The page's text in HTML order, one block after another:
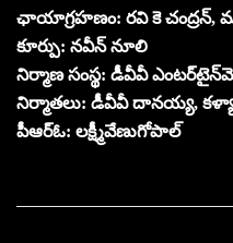
ఛాయాగ్రహణం: రవి కె
కూర్పు: నవీన్ నూలి
నిర్మాణ సంస్థ: డీవీవీ
నిర్మాతలు: డీవీవీ దానయ్య,
పీఆర్ఓ: లక్ష్మీవేణుగోపాల్